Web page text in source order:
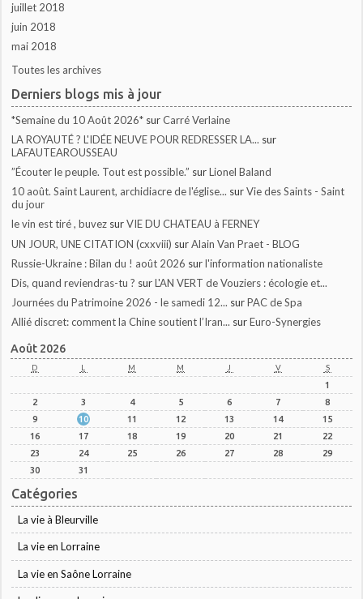
juillet 2018
juin 2018
mai 2018
Toutes les archives
Derniers blogs mis à jour
*Semaine du 10 Août 2026* surCarré Verlaine
LA ROYAUTÉ ? L'IDÉE NEUVE POUR REDRESSER LA... sur
LAFAUTEAROUSSEAU
”Écouter le peuple. Tout est possible.” surLionel Baland
10 août. Saint Laurent, archidiacre de l'église... surVie des Saints - Saint
du jour
le vin est tiré , buvez surVIE DU CHATEAU à FERNEY
UN JOUR, UNE CITATION (cxxviii) surAlain Van Praet - BLOG
Russie-Ukraine : Bilan du ! août 2026 surl'information nationaliste
Dis, quand reviendras-tu ? surL'AN VERT de Vouziers : écologie et...
Journées du Patrimoine 2026 - le samedi 12... surPAC de Spa
Allié discret: comment la Chine soutient l’Iran... surEuro-Synergies
Août 2026
D L M M J V S
1
2
3 4 5 6 7
8
9
10 11 12 13 14
15
16
17 18 19 20 21
22
23
24 25 26 27 28
29
30
31
Catégories
La vie à Bleurville
La vie en Lorraine
La vie en Saône Lorraine